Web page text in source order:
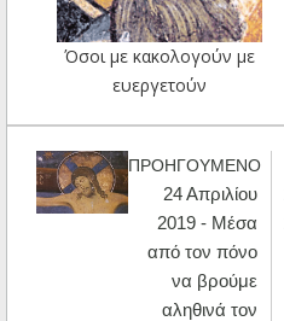
Όσοι με κακολογούν με
ευεργετούν
ΠΡΟΗΓΟΥΜΕΝΟ
24 Απριλίου
2019 - Μέσα
από τον πόνο
να βρούμε
αληθινά τον